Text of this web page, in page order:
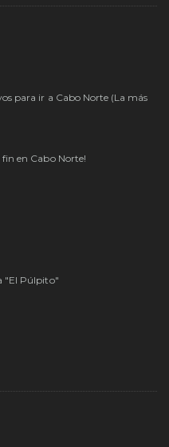
para ir a Cabo Norte (La más
fin en Cabo Norte!
"El Púlpito"